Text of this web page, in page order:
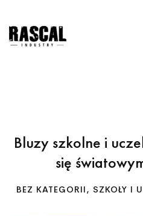
Bluzy szkolne i
się
BEZ KATEGORII, SZKOŁY I